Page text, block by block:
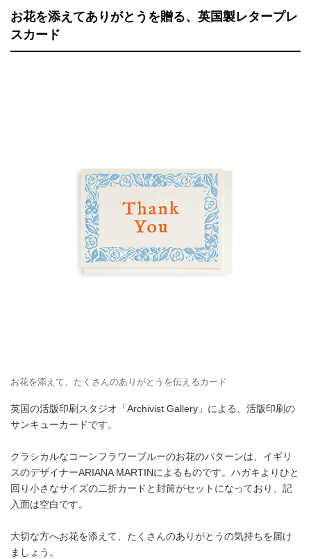
お花を添えてありがとうを贈る、英国製レタープレ
スカード
お花を添えて、たくさんのありがとうを伝えるカード
英国の活版印刷スタジオ「Archivist Gallery」による、活版印刷の
サンキューカードです。
クラシカルなコーンフラワーブルーのお花のパターンは、イギリ
スのデザイナーARIANA MARTINによるものです。ハガキよりひと
回り小さなサイズの二折カードと封筒がセットになっており、記
入面は空白です。
大切な方へお花を添えて、たくさんのありがとうの気持ちを届け
ましょう。